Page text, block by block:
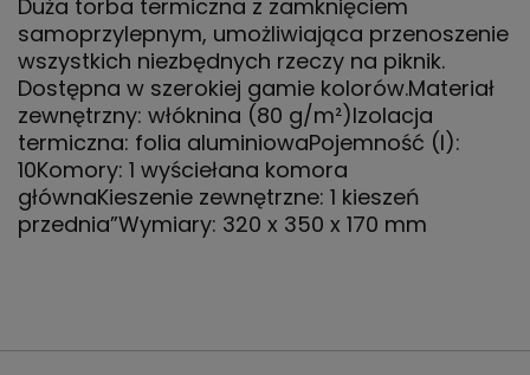
Duża torba termiczna z zamknięciem
samoprzylepnym, umożliwiająca przenoszenie
wszystkich niezbędnych rzeczy na piknik.
Dostępna w szerokiej gamie kolorów.Materiał
zewnętrzny: włóknina (80 g/m²)Izolacja
termiczna: folia aluminiowaPojemność (l):
10Komory: 1 wyściełana komora
głównaKieszenie zewnętrzne: 1 kieszeń
przednia”Wymiary: 320 x 350 x 170 mm